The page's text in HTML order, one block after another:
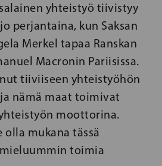
yhteistyö tiivistyy
perjantaina, kun Saksan
Merkel tapaa Ranskan
Macronin Pariisissa.
tiiviiseen yhteistyöhön
ja nämä maat toimivat
moottorina.
olla mukana tässä
toimia